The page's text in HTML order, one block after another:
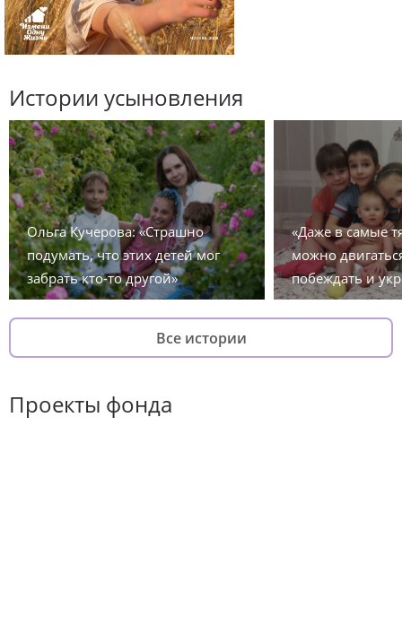
Истории усыновления
Ольга Кучерова: «Страшно
подумать, что этих детей мог
забрать кто-то другой»
«Даже в самые
можно
побеждать и
Все истории
Проекты фонда